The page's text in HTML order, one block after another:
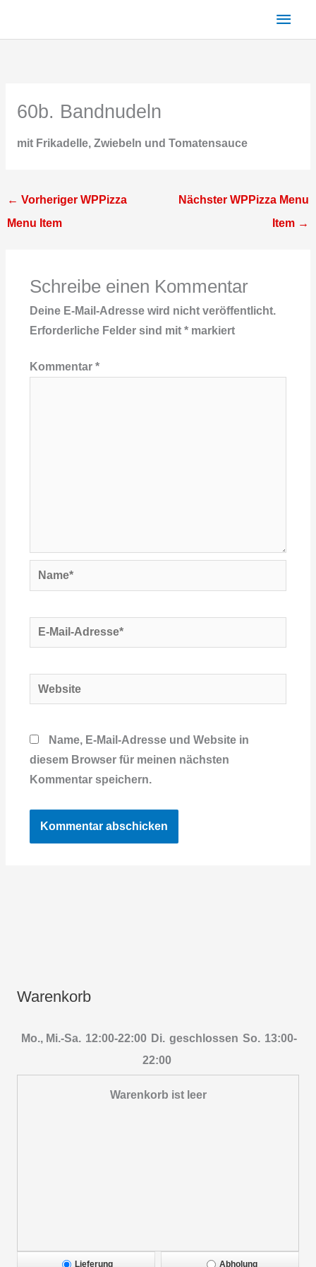
60b. Bandnudeln
mit Frikadelle, Zwiebeln und Tomatensauce
← Vorheriger WPPizza
Menu Item
Nächster WPPizza Menu
Item →
Schreibe einen Kommentar
Deine E-Mail-Adresse wird nicht veröffentlicht.
Erforderliche Felder sind mit *markiert
Kommentar *
Name*
E-
Mail-
Website
Name, E-Mail-Adresse und Website in
diesem Browser für meinen nächsten
Kommentar speichern.
Warenkorb
Mo., Mi.-Sa. 12:00-22:00 Di. geschlossen So. 13:00-
22:00
Warenkorb ist leer
Lieferung Abholung